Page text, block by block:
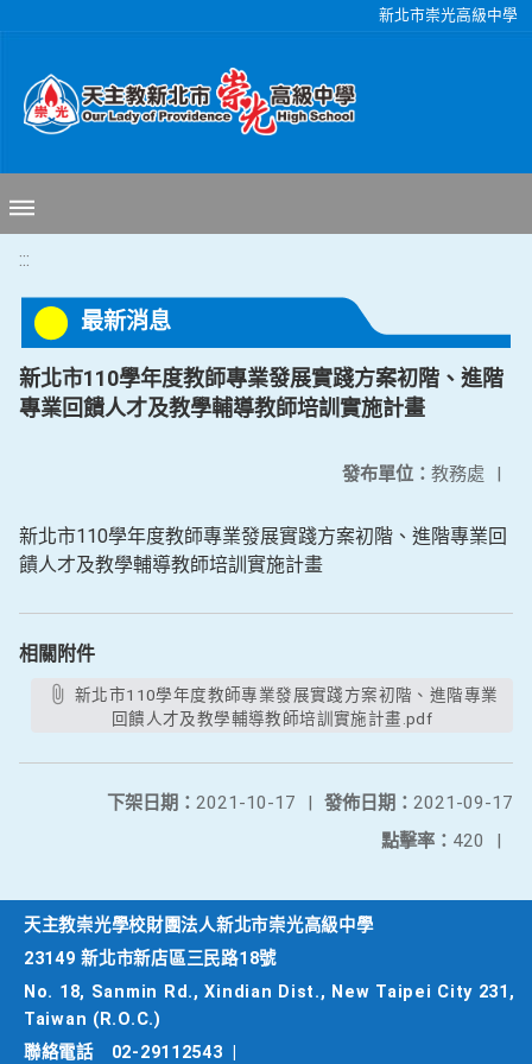
新北市崇光高級中學
:::
最新消息
新北市110學年度教師專業發展實踐方案初階、進階
專業回饋人才及教學輔導教師培訓實施計畫
發布單位： 教務處 |
新北市110學年度教師專業發展實踐方案初階、進階專業回
饋人才及教學輔導教師培訓實施計畫
相關附件
回饋人才及教學輔導教師培訓實施計畫.pdf
發佈日期： 2021-09-17
下架日期： 2021-10-17
|
點擊率： 420 |
天主教崇光學校財團法人新北市崇光高級中學
23149 新北市新店區三民路18號
No. 18, Sanmin Rd., Xindian Dist., New Taipei City 231,
Taiwan (R.O.C.)
聯絡電話
02-29112543